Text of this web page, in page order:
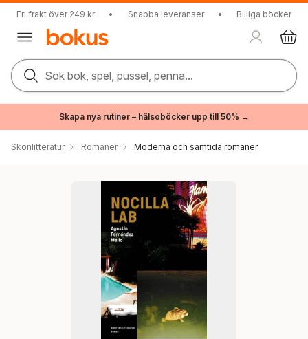
Fri frakt över 249 kr • Snabba leveranser • Billiga böcker
Sök bok, spel, pussel, penna...
Skapa nya rutiner – hälsoböcker upp till 50% →
Skönlitteratur Romaner Moderna och samtida romaner